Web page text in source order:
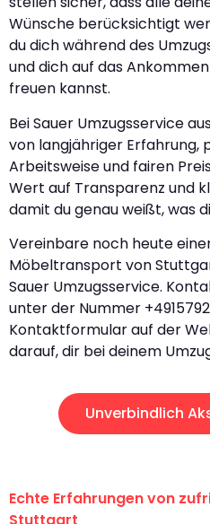
Wünsche berücksichtigt
du dich während des
und dich auf das
freuen kannst.
Bei Sauer Umzugsservice
von langjähriger Erfahrung,
Arbeitsweise und fairen
Wert auf Transparenz und
damit du genau weißt, was
Vereinbare noch heute
Möbeltransport von
Sauer Umzugsservice.
unter der Nummer
Kontaktformular auf der
darauf, dir bei deinem
Unverbindlich
Echte Erfahrungen von